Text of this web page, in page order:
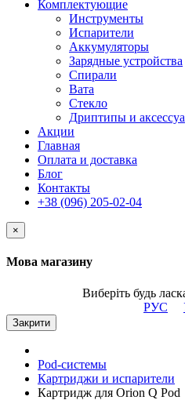
Комплектующие
Инструменты
Испарители
Аккумуляторы
Зарядные устройства
Спирали
Вата
Стекло
Дриптипы и
Акции
Главная
Оплата и доставка
Блог
Контакты
+38 (096) 205-02-04
×
Мова магазину
Виберіть будь
РУС
Закрити
Pod-системы
Картриджи и испарители
Картридж для Orion Q Pod